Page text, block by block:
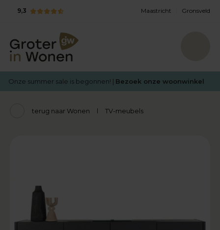
9,3 Maastricht Gronsveld
Onze summer sale is begonnen! | Bezoek onze woonwinkel
terug naar Wonen TV-meubels